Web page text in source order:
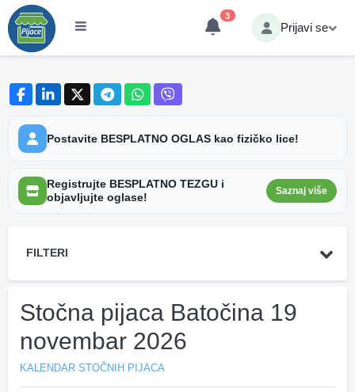
3
Prijavi se
Postavite BESPLATNO OGLAS kao fizičko lice!
Registrujte BESPLATNO TEZGU i
objavljujte oglase!
Saznaj više
FILTERI
Stočna pijaca Batočina 19
novembar 2026
KALENDAR STOČNIH PIJACA